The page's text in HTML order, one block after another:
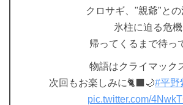
クロサギ、"親爺"と
氷柱に迫る危
帰ってくるまで待っ
物語はクライマック
次回もお楽しみに🐈‍⬛🌙#平野
pic.twitter.com/